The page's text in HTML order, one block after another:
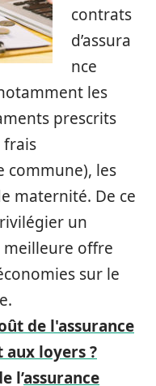
contrats
d’assura
nce
les
prescrits
frais
commune), les
maternité. De ce
un
offre
sur le
de l'assurance
loyers ?
l’assurance